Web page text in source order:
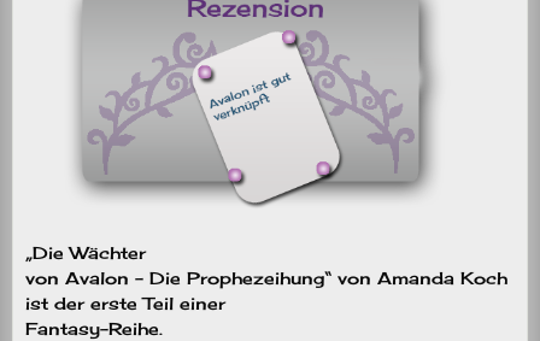
„Die Wächter
von Avalon – Die Prophezeihung“ von Amanda Koch
ist der erste Teil einer
Fantasy-Reihe.